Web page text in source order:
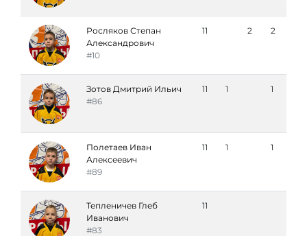
Росляков Степан
Александрович
#10
11 2 2
Зотов Дмитрий Ильич
#86
11 1 1
Полетаев Иван
Алексеевич
#89
11 1 1
Тепленичев Глеб
Иванович
#83
11